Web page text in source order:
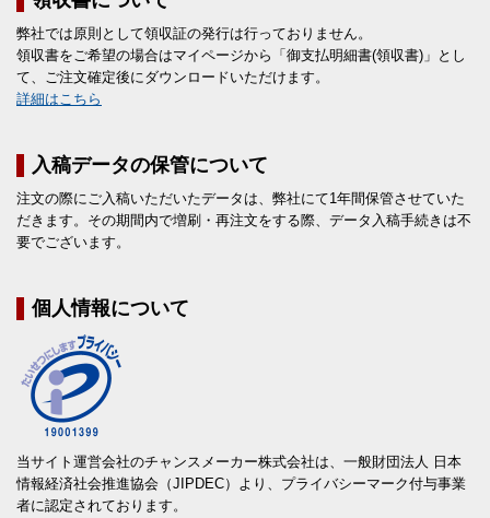
弊社では原則として領収証の発行は行っておりません。
領収書をご希望の場合はマイページから「御支払明細書(領収書)」とし
て、ご注文確定後にダウンロードいただけます。
詳細はこちら
入稿データの保管について
注文の際にご入稿いただいたデータは、弊社にて1年間保管させていた
だきます。その期間内で増刷・再注文をする際、データ入稿手続きは不
要でございます。
個人情報について
当サイト運営会社のチャンスメーカー株式会社は、一般財団法人 日本
情報経済社会推進協会（JIPDEC）より、プライバシーマーク付与事業
者に認定されております。